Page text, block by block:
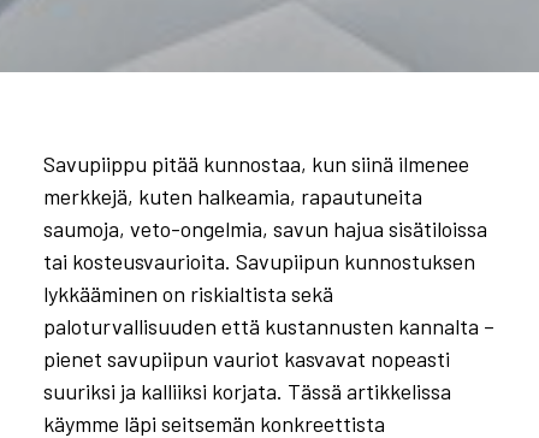
Savupiippu pitää kunnostaa, kun siinä ilmenee
merkkejä, kuten halkeamia, rapautuneita
saumoja, veto-ongelmia, savun hajua sisätiloissa
tai kosteusvaurioita. Savupiipun kunnostuksen
lykkääminen on riskialtista sekä
paloturvallisuuden että kustannusten kannalta –
pienet savupiipun vauriot kasvavat nopeasti
suuriksi ja kalliiksi korjata. Tässä artikkelissa
käymme läpi seitsemän konkreettista